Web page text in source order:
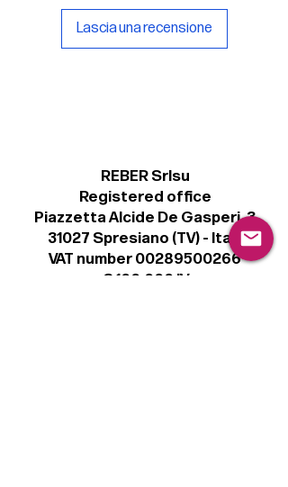
Procreate e Affinity
Lascia una recensione
REBER Srlsu
Registered office
Piazzetta Alcide De Gasperi, 3
31027 Spresiano (TV) - Italy
VAT number 00289500266
€ 100.000 IV